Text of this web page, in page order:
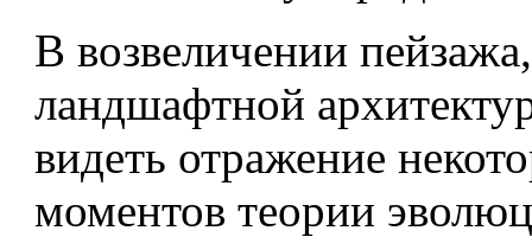
В возвеличении
ландшафтной
видеть отражение
моментов теории